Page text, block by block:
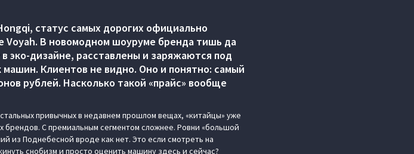
статус самых дорогих официально
Voyah. В новомодном шоуруме бренда тишь да
эко-дизайне, расставлены и заряжаются под
машин. Клиентов не видно. Оно и понятно: самый
рублей. Насколько такой «прайс» вообще
привычных в недавнем прошлом вещах, «китайцы» уже
брендов. С премиальным сегментом сложнее. Ровни «большой
из Поднебесной вроде как нет. Это если смотреть на
снобизм и просто оценить машину здесь и сейчас?